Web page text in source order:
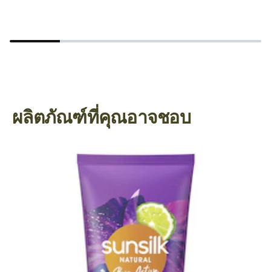
ผลิตภัณฑ์ที่คุณอาจชอบ